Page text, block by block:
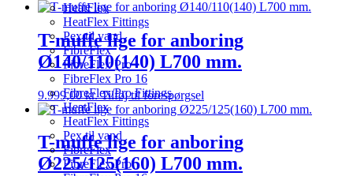
HeatFlex
HeatFlex Fittings
Pex til vand
FibreFlex
FibreFlex Pro
FibreFlex Pro 16
FibreFlex/Pro Fittings
HeatFlex
HeatFlex Fittings
Pex til vand
FibreFlex
FibreFlex Pro
T-muffe lige for anboring
Ø140/110(140) L700 mm.
9.999,00kr. Tilføj til forespørgsel
T-muffe lige for anboring
Ø225/125(160) L700 mm.